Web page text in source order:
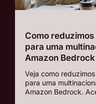
Como
para uma
Amazon Bedrock
Veja como
para uma
Amazon Bedrock.